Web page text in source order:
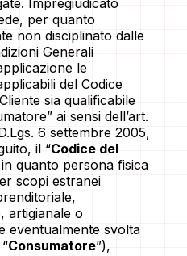
per quanto
non disciplinato dalle
Generali
le
del Codice
sia qualificabile
ai sensi dell’art.
6 settembre 2005,
il “Codice del
in quanto persona fisica
scopi estranei
artigianale o
eventualmente svolta
Consumatore”),